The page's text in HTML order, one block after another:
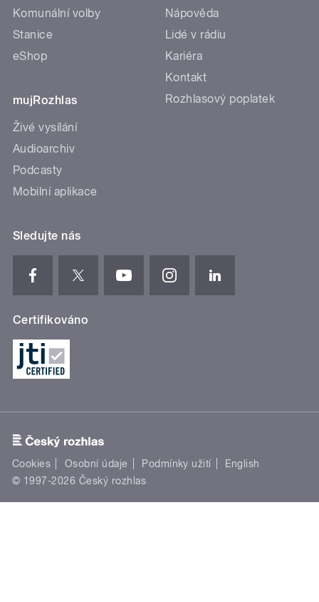
Komunální volby
Stanice
eShop
mujRozhlas
Živé vysílání
Audioarchiv
Podcasty
Mobilní aplikace
Nápověda
Lidé v rádiu
Kariéra
Kontakt
Rozhlasový poplatek
Sledujte nás
Certifikováno
Cookies Osobní údaje Podmínky užití
English
© 1997-2026 Český rozhlas